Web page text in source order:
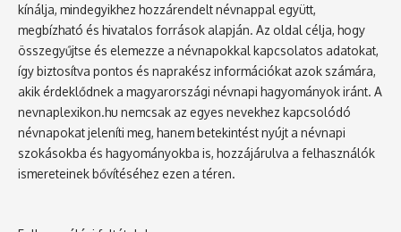
kínálja, mindegyikhez hozzárendelt névnappal együtt,
megbízható és hivatalos források alapján. Az oldal célja, hogy
összegyűjtse és elemezze a névnapokkal kapcsolatos adatokat,
így biztosítva pontos és naprakész információkat azok számára,
akik érdeklődnek a magyarországi névnapi hagyományok iránt. A
nevnaplexikon.hu nemcsak az egyes nevekhez kapcsolódó
névnapokat jeleníti meg, hanem betekintést nyújt a névnapi
szokásokba és hagyományokba is, hozzájárulva a felhasználók
ismereteinek bővítéséhez ezen a téren.